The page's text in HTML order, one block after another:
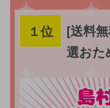
１位
[送料
選おた